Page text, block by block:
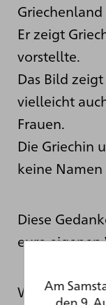
Griechenland
Er zeigt
vorstellte.
Das Bild
vielleicht
Frauen.
Die Griechin
keine
Diese
eure
Woher
Am
den 9.